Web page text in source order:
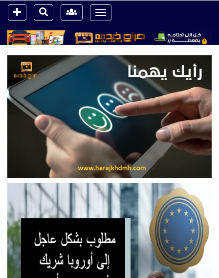
Toggle
navigation